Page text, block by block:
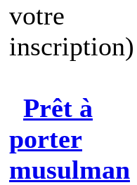
votre
inscription)
Prêt à
porter
musulman